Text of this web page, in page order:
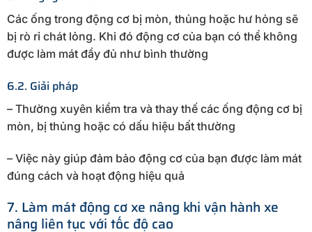
Các ống trong động cơ bị mòn, thủng hoặc hư hỏng sẽ
bị rò rỉ chát lỏng. Khi đó động cơ của bạn có thể không
được làm mát đầy đủ như bình thường
6.2. Giải pháp
– Thường xuyên kiểm tra và thay thế các ống động cơ bị
mòn, bị thủng hoặc có dấu hiệu bất thường
– Việc này giúp đảm bảo động cơ của bạn được làm mát
đúng cách và hoạt động hiệu quả
7. Làm mát động cơ xe nâng khi vận hành xe
nâng liên tục với tốc độ cao